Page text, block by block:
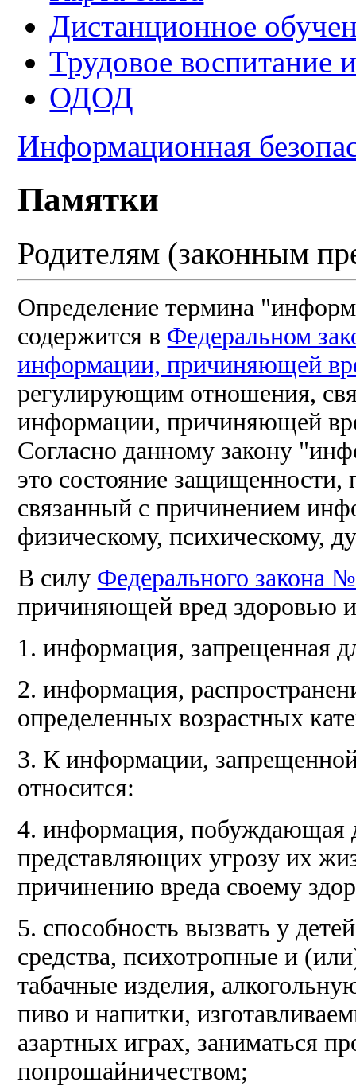
Дистанционное
Трудовое воспитание
ОДОД
Информационная
Памятки
Родителям (законным
Определение термина
содержится в Федеральном
информации, причиняющей
регулирующим отношения,
информации, причиняющей
Согласно данному закону
это состояние защищенности,
связанный с причинением
физическому, психическому,
В силу Федерального закона
причиняющей вред здоровью
1. информация, запрещенная
2. информация,
определенных возрастных
3. К информации,
относится:
4. информация, побуждающая
представляющих угрозу их
причинению вреда своему
5. способность вызвать у
средства, психотропные и
табачные изделия,
пиво и напитки,
азартных играх, заниматься
попрошайничеством;